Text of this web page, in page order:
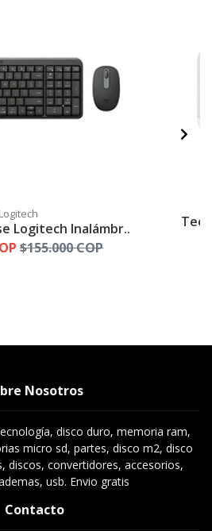
Logitech
Logitech Inalámbr..
$155.000 COP
Nosotros
disco duro, memoria ram,
micro sd, partes, disco m2, disco
discos, convertidores, accesorios,
usb. Envio gratis
Contacto